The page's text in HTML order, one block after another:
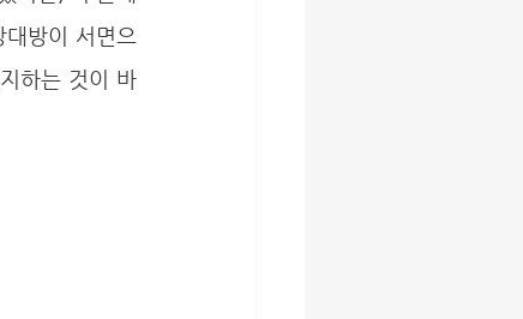
방이 서면으
하는 것이 바